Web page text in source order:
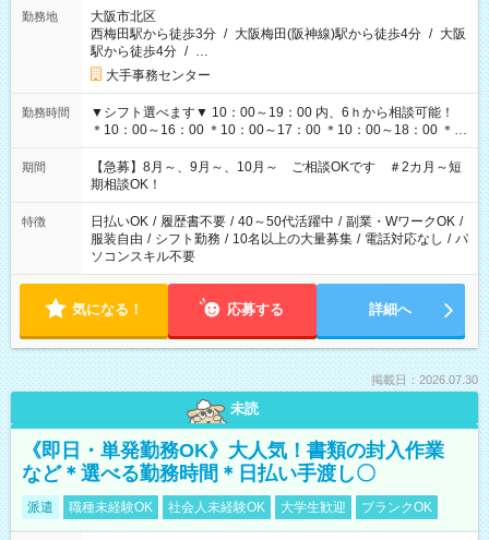
勤務地
大阪市北区
西梅田駅から徒歩3分 / 大阪梅田(阪神線)駅から徒歩4分 / 大阪
駅から徒歩4分 / …
大手事務センター
勤務時間
▼シフト選べます▼ 10：00～19：00 内、6ｈから相談可能！
＊10：00～16：00 ＊10：00～17：00 ＊10：00～18：00 ＊
11：00～19：00 ＊12：00～19：00 ＊13：00～19：00
期間
【急募】8月～、9月～、10月～ ご相談OKです ＃2カ月～短
期相談OK！
特徴 日払いOK / 履歴書不要 / 40～50代活躍中 / 副業・WワークOK /
服装自由 / シフト勤務 / 10名以上の大量募集 / 電話対応なし / パ
ソコンスキル不要
気になる！ 応募する 詳細へ
掲載日：2026.07.30
未読
《即日・単発勤務OK》大人気！書類の封入作業
など＊選べる勤務時間＊日払い手渡し〇
派遣 職種未経験OK 社会人未経験OK 大学生歓迎 ブランクOK